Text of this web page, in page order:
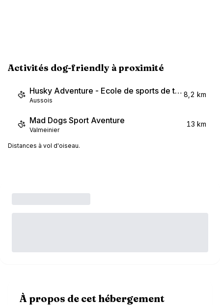
Activités dog-friendly à proximité
Husky Adventure - Ecole de sports de traîneau à chiens
Aussois
8,2 km
Mad Dogs Sport Aventure
Valmeinier
13 km
Distances à vol d'oiseau.
À propos de cet hébergement